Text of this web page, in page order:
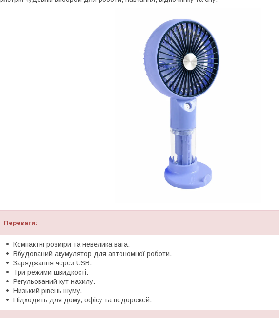
Переваги:
Компактні розміри та невелика вага.
Вбудований акумулятор для автономної роботи.
Заряджання через USB.
Три режими швидкості.
Регульований кут нахилу.
Низький рівень шуму.
Підходить для дому, офісу та подорожей.